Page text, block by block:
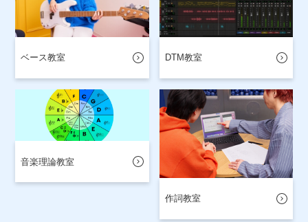
ベース教室 DTM教室
音楽理論教室
作詞教室